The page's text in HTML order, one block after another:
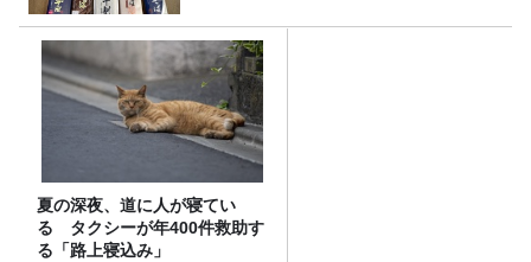
夏の深夜、道に人が寝てい
る タクシーが年400件救助す
る「路上寝込み」